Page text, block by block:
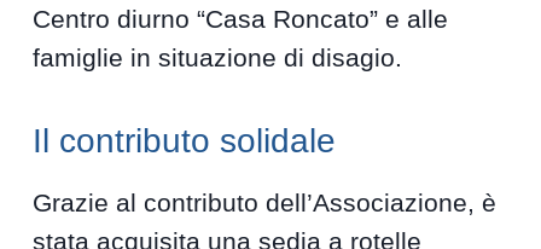
Centro diurno “Casa Roncato” e alle
famiglie in situazione di disagio.
Il contributo solidale
Grazie al contributo dell’Associazione, è
stata acquisita una sedia a rotelle